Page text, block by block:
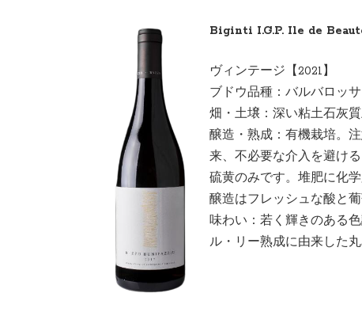
Biginti I.G.P. Ile de
ヴィンテージ【2021】
ブドウ品種：バルバロ
畑・土壌：深い粘土石灰
醸造・熟成：有機栽培。
来、不必要な介入を避け
硫黄のみです。堆肥に化
醸造はフレッシュな酸と
味わい：若く輝きのある
ル・リー熟成に由来した